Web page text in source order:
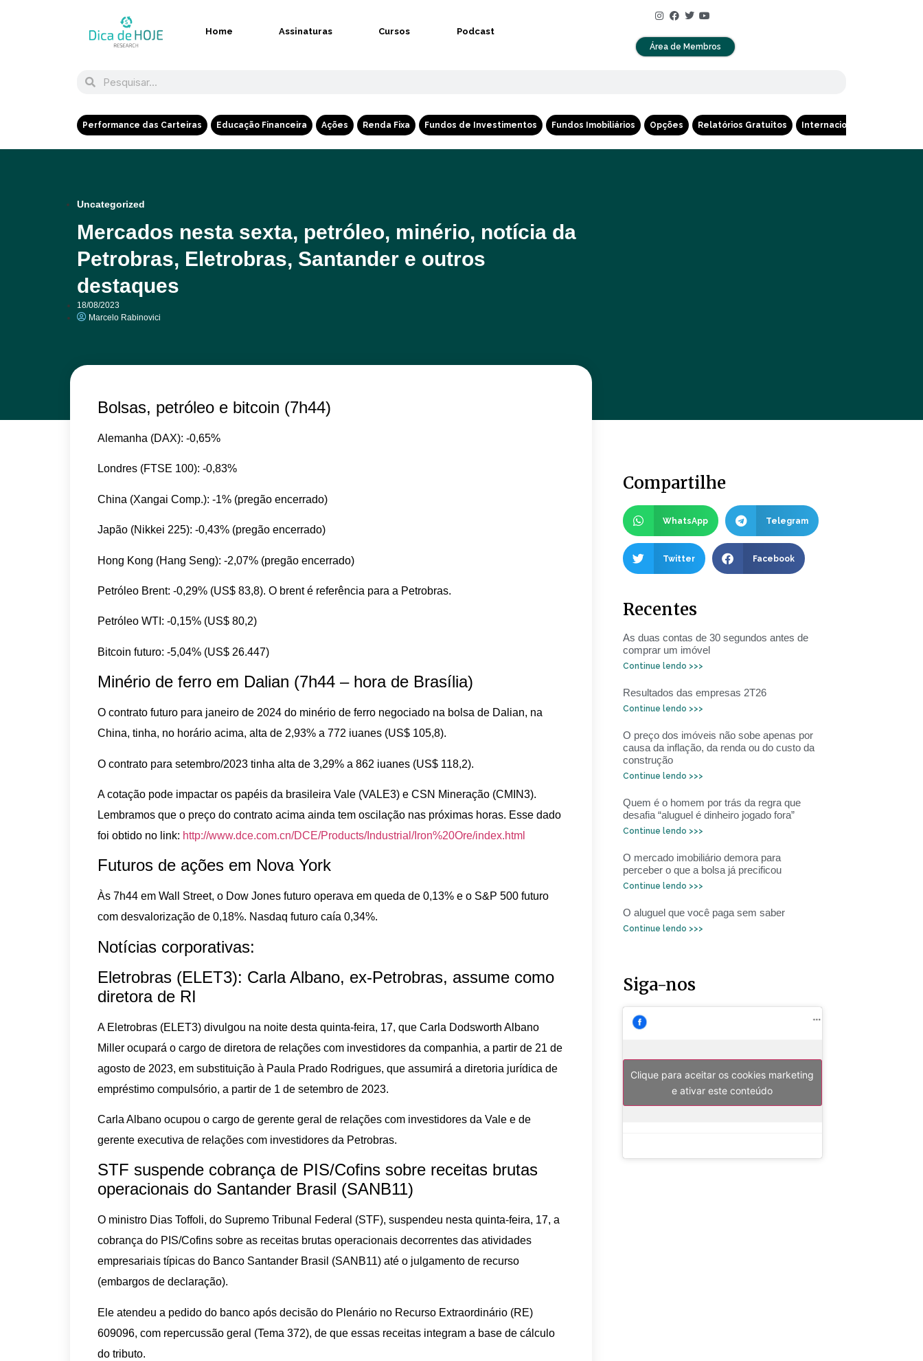
Home Assinaturas Cursos Podcast
Área de Membros
Performance das Carteiras Educação Financeira Ações Renda Fixa Fundos de Investimentos Fundos Imobiliários Opções Relatórios Gratuitos Internacional
Uncategorized
Mercados nesta sexta, petróleo, minério, notícia da
Petrobras, Eletrobras, Santander e outros
destaques
18/08/2023
Marcelo Rabinovici
Bolsas, petróleo e bitcoin (7h44)
Alemanha (DAX): -0,65%
Londres (FTSE 100): -0,83%
China (Xangai Comp.): -1% (pregão encerrado)
Japão (Nikkei 225): -0,43% (pregão encerrado)
Hong Kong (Hang Seng): -2,07% (pregão encerrado)
Petróleo Brent: -0,29% (US$ 83,8). O brent é referência para a Petrobras.
Petróleo WTI: -0,15% (US$ 80,2)
Bitcoin futuro: -5,04% (US$ 26.447)
Minério de ferro em Dalian (7h44 – hora de Brasília)
O contrato futuro para janeiro de 2024 do minério de ferro negociado na bolsa de Dalian, na
China, tinha, no horário acima, alta de 2,93% a 772 iuanes (US$ 105,8).
O contrato para setembro/2023 tinha alta de 3,29% a 862 iuanes (US$ 118,2).
A cotação pode impactar os papéis da brasileira Vale (VALE3) e CSN Mineração (CMIN3).
Lembramos que o preço do contrato acima ainda tem oscilação nas próximas horas. Esse dado
foi obtido no link: http://www.dce.com.cn/DCE/Products/Industrial/Iron%20Ore/index.html
Futuros de ações em Nova York
Às 7h44 em Wall Street, o Dow Jones futuro operava em queda de 0,13% e o S&P 500 futuro
com desvalorização de 0,18%. Nasdaq futuro caía 0,34%.
Notícias corporativas:
Eletrobras (ELET3): Carla Albano, ex-Petrobras, assume como
diretora de RI
A Eletrobras (ELET3) divulgou na noite desta quinta-feira, 17, que Carla Dodsworth Albano
Miller ocupará o cargo de diretora de relações com investidores da companhia, a partir de 21 de
agosto de 2023, em substituição à Paula Prado Rodrigues, que assumirá a diretoria jurídica de
empréstimo compulsório, a partir de 1 de setembro de 2023.
Carla Albano ocupou o cargo de gerente geral de relações com investidores da Vale e de
gerente executiva de relações com investidores da Petrobras.
STF suspende cobrança de PIS/Cofins sobre receitas brutas
operacionais do Santander Brasil (SANB11)
O ministro Dias Toffoli, do Supremo Tribunal Federal (STF), suspendeu nesta quinta-feira, 17, a
cobrança do PIS/Cofins sobre as receitas brutas operacionais decorrentes das atividades
empresariais típicas do Banco Santander Brasil (SANB11) até o julgamento de recurso
(embargos de declaração).
Ele atendeu a pedido do banco após decisão do Plenário no Recurso Extraordinário (RE)
609096, com repercussão geral (Tema 372), de que essas receitas integram a base de cálculo
do tributo.
Compartilhe
WhatsApp Telegram
Twitter Facebook
Recentes
As duas contas de 30 segundos antes de
comprar um imóvel
Continue lendo >>>
Resultados das empresas 2T26
Continue lendo >>>
O preço dos imóveis não sobe apenas por
causa da inflação, da renda ou do custo da
construção
Continue lendo >>>
Quem é o homem por trás da regra que
desafia “aluguel é dinheiro jogado fora”
Continue lendo >>>
O mercado imobiliário demora para
perceber o que a bolsa já precificou
Continue lendo >>>
O aluguel que você paga sem saber
Continue lendo >>>
Siga-nos
Clique para aceitar os cookies marketing
e ativar este conteúdo